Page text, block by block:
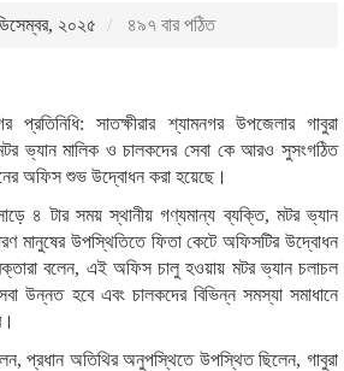
২০২৫ ৪৯৭ বার পঠিত
প্রতিনিধি: সাতক্ষীরার শ্যামনগর উপজেলার গাবুরা
ভ্যান মালিক ও চালকদের সেবা কে আরও সুসংগঠিত
অফিস শুভ উদ্বোধন করা হয়েছে।
৪ টার সময় স্থানীয় গণ্যমান্য ব্যক্তি, মটর ভ্যান
মানুষের উপস্থিতিতে ফিতা কেটে অফিসটির উদ্বোধন
বলেন, এই অফিস চালু হওয়ায় মটর ভ্যান চলাচল
উন্নত হবে এবং চালকদের বিভিন্ন সমস্যা সমাধানে
প্রধান অতিথির অনুপস্থিতে উপস্থিত ছিলেন, গাবুরা